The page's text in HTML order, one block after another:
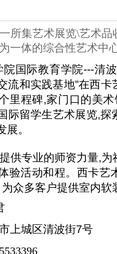
所集艺术展览\艺术
一体的综合性艺术中
国际教育学院---清
流和实践基地”在西
里程碑,家门口的美
际留学生艺术展览,探
。
供专业的师资力量,
验活动和程。西卡艺
众多客户提供室内软
上城区清波街7号